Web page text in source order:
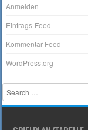
Anmelden
Eintrags-Feed
Kommentar-Feed
WordPress.org
Search